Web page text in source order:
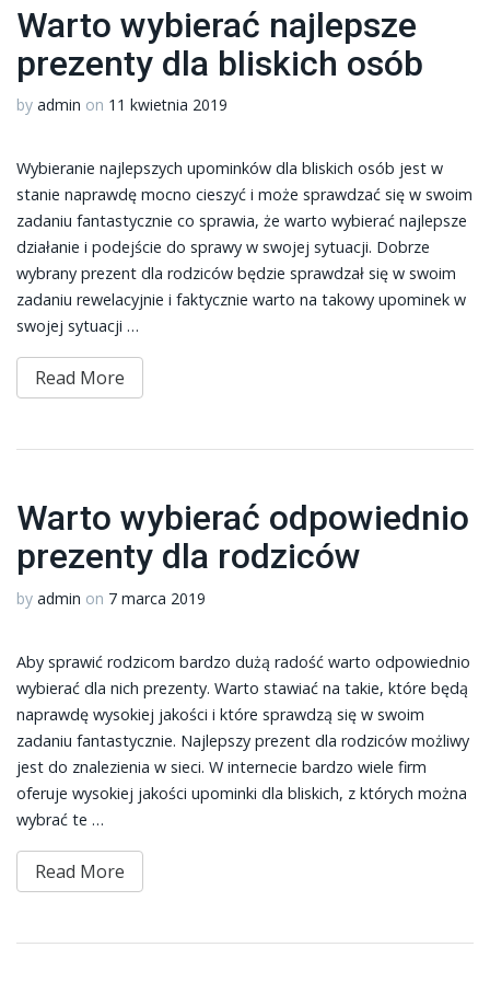
Warto wybierać najlepsze
prezenty dla bliskich osób
by admin on 11 kwietnia 2019
Wybieranie najlepszych upominków dla bliskich osób jest w
stanie naprawdę mocno cieszyć i może sprawdzać się w swoim
zadaniu fantastycznie co sprawia, że warto wybierać najlepsze
działanie i podejście do sprawy w swojej sytuacji. Dobrze
wybrany prezent dla rodziców będzie sprawdzał się w swoim
zadaniu rewelacyjnie i faktycznie warto na takowy upominek w
swojej sytuacji …
Read More
Warto wybierać odpowiednio
prezenty dla rodziców
by admin on 7 marca 2019
Aby sprawić rodzicom bardzo dużą radość warto odpowiednio
wybierać dla nich prezenty. Warto stawiać na takie, które będą
naprawdę wysokiej jakości i które sprawdzą się w swoim
zadaniu fantastycznie. Najlepszy prezent dla rodziców możliwy
jest do znalezienia w sieci. W internecie bardzo wiele firm
oferuje wysokiej jakości upominki dla bliskich, z których można
wybrać te …
Read More